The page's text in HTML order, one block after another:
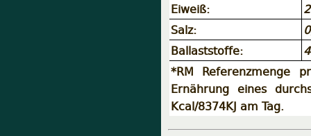
Eiweiß:
Salz:
Ballaststoffe:
*RM Referenzmenge
Ernährung eines
Kcal/8374KJ am Tag.